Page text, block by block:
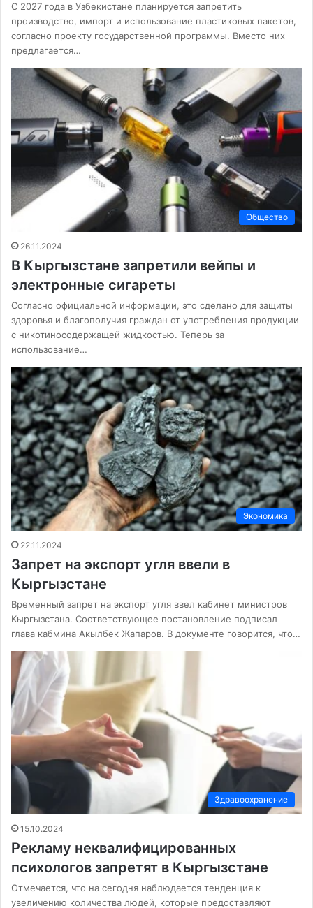
С 2027 года в Узбекистане планируется запретить
производство, импорт и использование пластиковых пакетов,
согласно проекту государственной программы. Вместо них
предлагается…
Общество
26.11.2024
В Кыргызстане запретили вейпы и
электронные сигареты
Согласно официальной информации, это сделано для защиты
здоровья и благополучия граждан от употребления продукции
с никотиносодержащей жидкостью. Теперь за
использование…
Экономика
22.11.2024
Запрет на экспорт угля ввели в
Кыргызстане
Временный запрет на экспорт угля ввел кабинет министров
Кыргызстана. Соответствующее постановление подписал
глава кабмина Акылбек Жапаров. В документе говорится, что…
Здравоохранение
15.10.2024
Рекламу неквалифицированных
психологов запретят в Кыргызстане
Отмечается, что на сегодня наблюдается тенденция к
увеличению количества людей, которые предоставляют